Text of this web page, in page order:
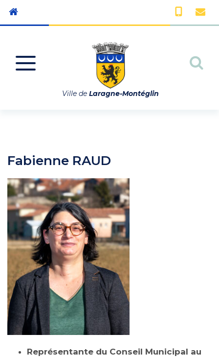
Aller à la navigation
Ville de Laragne-Montéglin
Fabienne RAUD
Représentante du Conseil Municipal au